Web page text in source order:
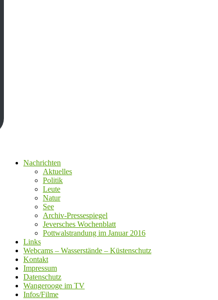
Nachrichten
Aktuelles
Politik
Leute
Natur
See
Archiv-Pressespiegel
Jeversches Wochenblatt
Pottwalstrandung im Januar 2016
Links
Webcams – Wasserstände – Küstenschutz
Kontakt
Impressum
Datenschutz
Wangerooge im TV
Infos/Filme